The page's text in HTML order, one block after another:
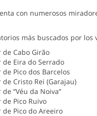
con numerosos
más buscados por los
Cabo Girão
de Eira do Serrado
Pico dos Barcelos
Cristo Rei (Garajau)
“Véu da Noiva”
Pico Ruivo
de Pico do Areeiro